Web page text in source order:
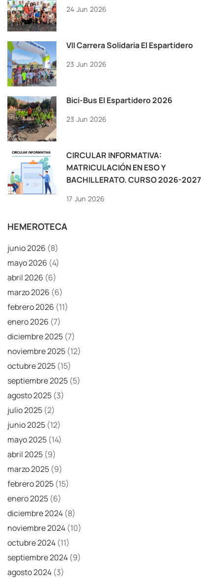
24 Jun 2026
VII Carrera Solidaria El Espartidero
23 Jun 2026
Bici-Bus El Espartidero 2026
23 Jun 2026
CIRCULAR INFORMATIVA:
MATRICULACIÓN EN ESO Y
BACHILLERATO. CURSO 2026-2027
17 Jun 2026
HEMEROTECA
junio 2026 (8)
mayo 2026 (4)
abril 2026 (6)
marzo 2026 (6)
febrero 2026 (11)
enero 2026 (7)
diciembre 2025 (7)
noviembre 2025 (12)
octubre 2025 (15)
septiembre 2025 (5)
agosto 2025 (3)
julio 2025 (2)
junio 2025 (12)
mayo 2025 (14)
abril 2025 (9)
marzo 2025 (9)
febrero 2025 (15)
enero 2025 (6)
diciembre 2024 (8)
noviembre 2024 (10)
octubre 2024 (11)
septiembre 2024 (9)
agosto 2024 (3)